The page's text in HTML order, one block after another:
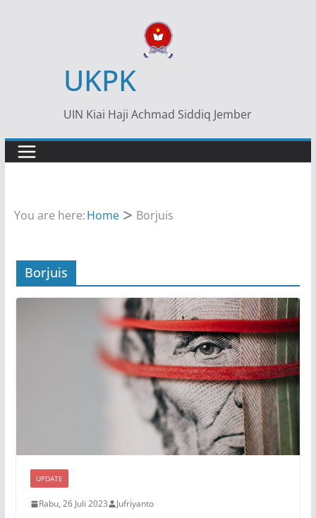
UKPK
UIN Kiai Haji Achmad Siddiq Jember
You are here:Home Borjuis
Borjuis
UPDATE
Rabu, 26 Juli 2023 Jufriyanto